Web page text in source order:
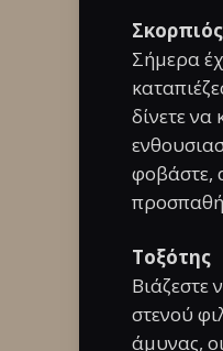
Σκορπιός
Σήμερα
δίνετε
φοβάστε,
Τοξότης
Βιάζεστε
στενού
άμυνας,